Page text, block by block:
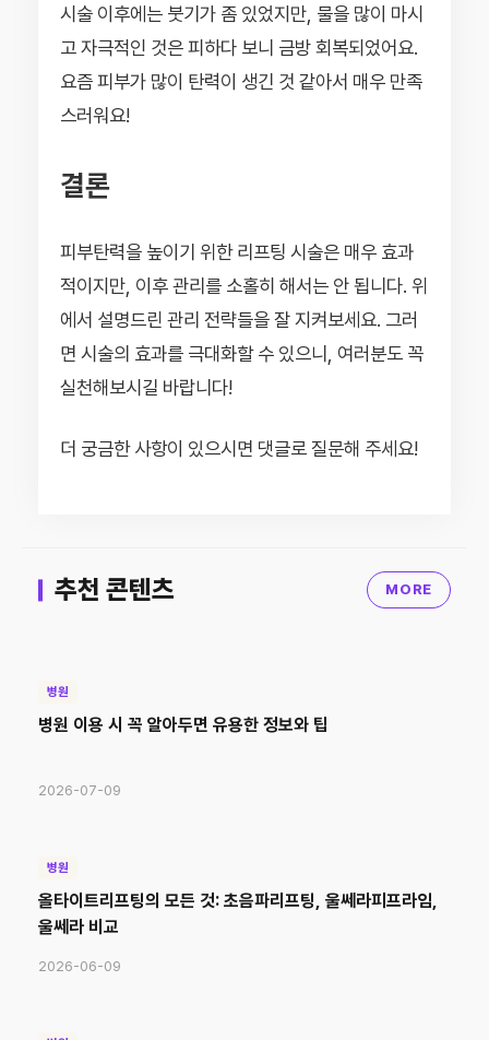
시술 이후에는 붓기가 좀 있었지만, 물을 많이 마시
고 자극적인 것은 피하다 보니 금방 회복되었어요.
요즘 피부가 많이 탄력이 생긴 것 같아서 매우 만족
스러워요!
결론
피부탄력을 높이기 위한 리프팅 시술은 매우 효과
적이지만, 이후 관리를 소홀히 해서는 안 됩니다. 위
에서 설명드린 관리 전략들을 잘 지켜보세요. 그러
면 시술의 효과를 극대화할 수 있으니, 여러분도 꼭
실천해보시길 바랍니다!
더 궁금한 사항이 있으시면 댓글로 질문해 주세요!
추천 콘텐츠 MORE
병원
병원 이용 시 꼭 알아두면 유용한 정보와 팁
2026-07-09
병원
올타이트리프팅의 모든 것: 초음파리프팅, 울쎄라피프라임,
울쎄라 비교
2026-06-09